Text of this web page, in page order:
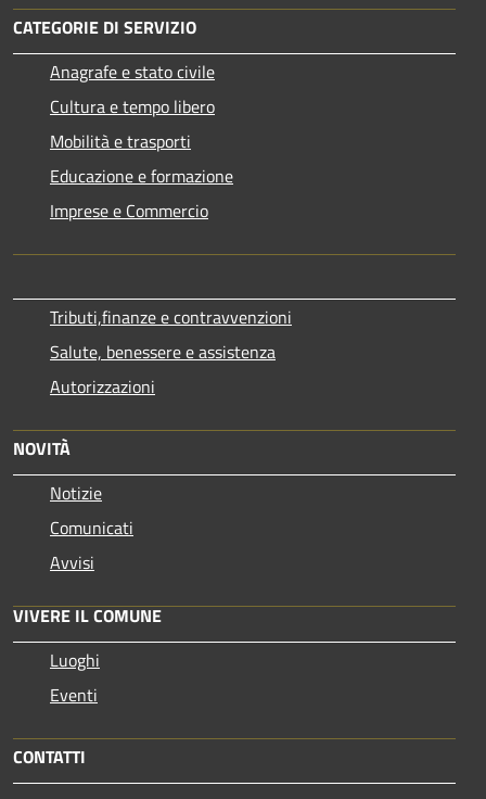
CATEGORIE DI SERVIZIO
Anagrafe e stato civile
Cultura e tempo libero
Mobilità e trasporti
Educazione e formazione
Imprese e Commercio
Tributi,finanze e contravvenzioni
Salute, benessere e assistenza
Autorizzazioni
NOVITÀ
Notizie
Comunicati
Avvisi
VIVERE IL COMUNE
Luoghi
Eventi
CONTATTI